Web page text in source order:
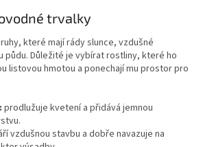
trvalky
které mají rády slunce, vzdušné
půdu. Důležité je vybírat rostliny, které ho
listovou hmotou a ponechají mu prostor pro
prodlužuje kvetení a přidává jemnou
vzdušnou stavbu a dobře navazuje na